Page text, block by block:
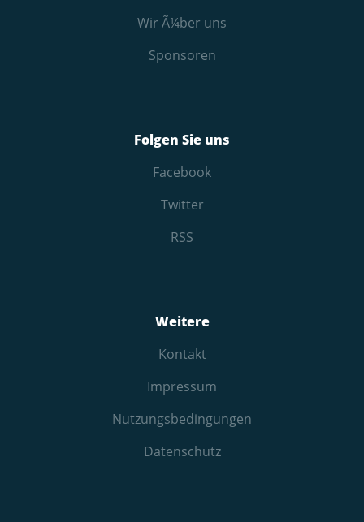
Wir Ã¼ber uns
Sponsoren
Folgen Sie uns
Facebook
Twitter
RSS
Weitere
Kontakt
Impressum
Nutzungs­bedingungen
Datenschutz